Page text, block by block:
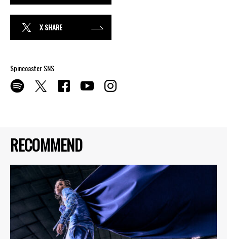
RECOMMEND
X SHARE
Spincoaster SNS